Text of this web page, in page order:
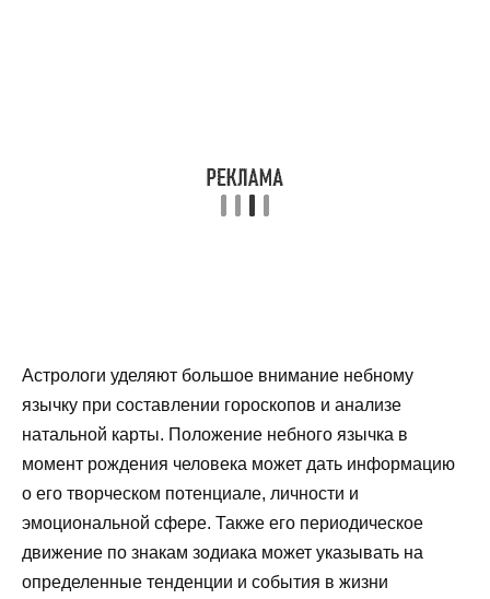
Астрологи уделяют большое внимание небному
язычку при составлении гороскопов и анализе
натальной карты. Положение небного язычка в
момент рождения человека может дать информацию
о его творческом потенциале, личности и
эмоциональной сфере. Также его периодическое
движение по знакам зодиака может указывать на
определенные тенденции и события в жизни